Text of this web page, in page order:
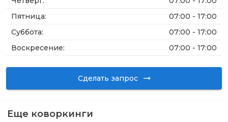
Пятница:
07:00 - 17:00
Суббота:
07:00 - 17:00
Воскресение: 07:00 - 17:00
Сделать запрос
Еще коворкинги